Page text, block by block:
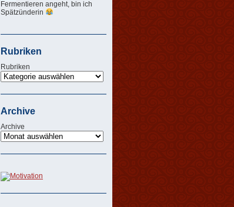
Fermentieren angeht, bin ich
Spätzünderin
Rubriken
Rubriken
Archive
Archive